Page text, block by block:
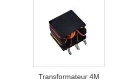
Transformateur 4M